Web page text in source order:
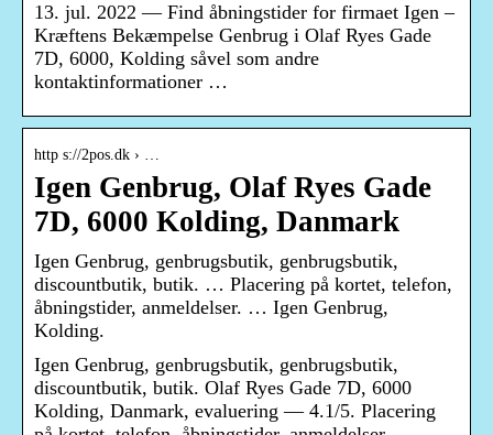
13. jul. 2022 — Find åbningstider for firmaet Igen –
Kræftens Bekæmpelse Genbrug i Olaf Ryes Gade
7D, 6000, Kolding såvel som andre
kontaktinformationer …
http s://2pos.dk › …
Igen Genbrug, Olaf Ryes Gade
7D, 6000 Kolding, Danmark
Igen Genbrug, genbrugsbutik, genbrugsbutik,
discountbutik, butik. … Placering på kortet, telefon,
åbningstider, anmeldelser. … Igen Genbrug,
Kolding.
Igen Genbrug, genbrugsbutik, genbrugsbutik,
discountbutik, butik. Olaf Ryes Gade 7D, 6000
Kolding, Danmark, evaluering — 4.1/5. Placering